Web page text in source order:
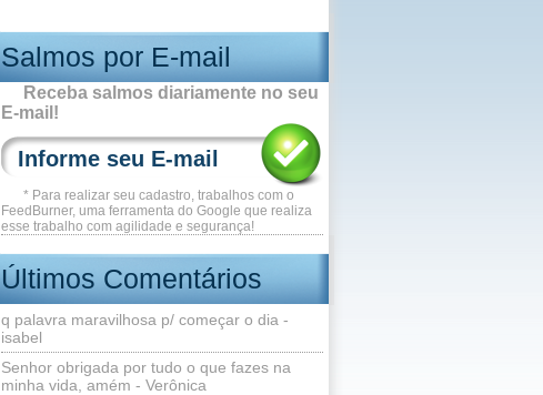
Salmos por E-mail
Receba salmos diariamente no seu
E-mail!
* Para realizar seu cadastro, trabalhos com o
FeedBurner, uma ferramenta do Google que realiza
esse trabalho com agilidade e segurança!
Últimos Comentários
q palavra maravilhosa p/ começar o dia -
isabel
Senhor obrigada por tudo o que fazes na
minha vida, amém - Verônica